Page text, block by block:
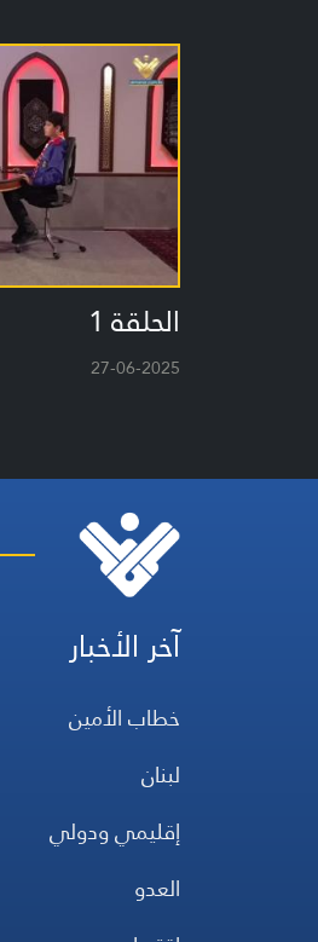
الحلقة 1
27-06-2025
آخر الأخبار
خطاب الأمين
لبنان
إقليمي ودولي
العدو